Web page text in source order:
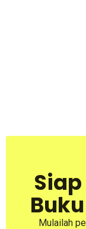
Mulailah